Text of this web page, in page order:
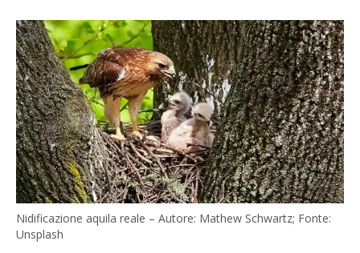
Nidificazione aquila reale – Autore: Mathew Schwartz; Fonte:
Unsplash